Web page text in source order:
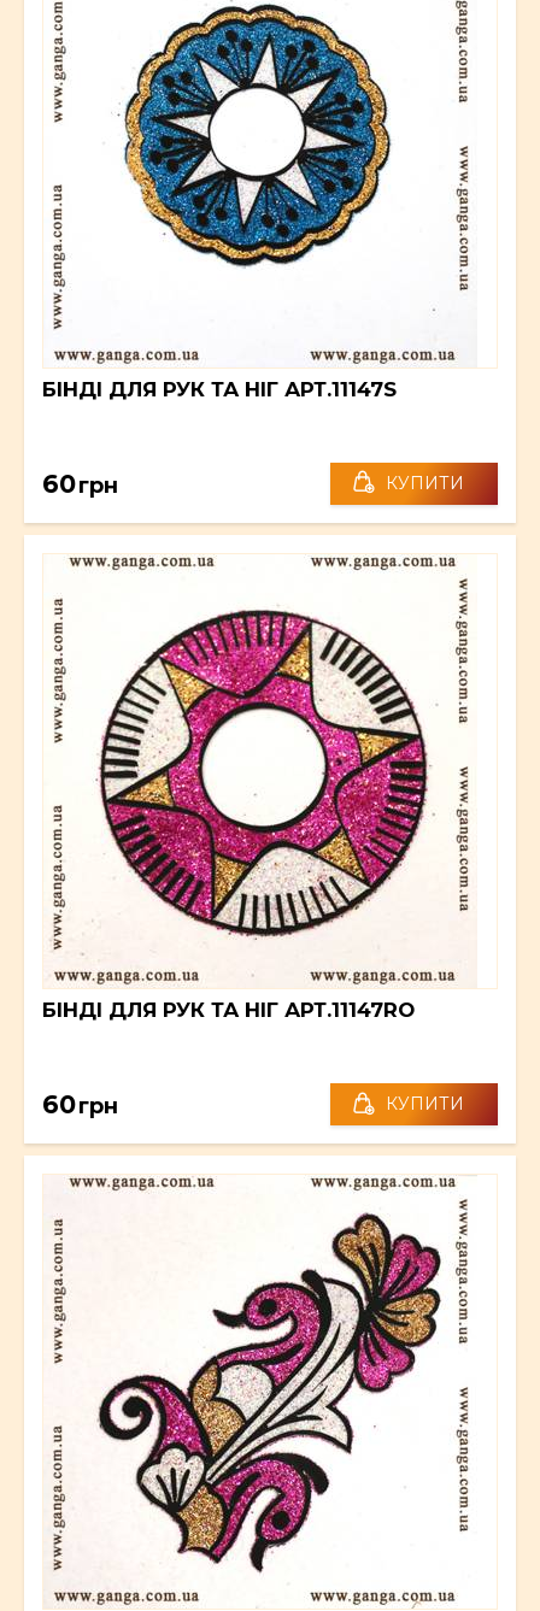
БІНДІ ДЛЯ РУК ТА НІГ АРТ.11147S
60грн КУПИТИ
БІНДІ ДЛЯ РУК ТА НІГ АРТ.11147RO
60грн КУПИТИ